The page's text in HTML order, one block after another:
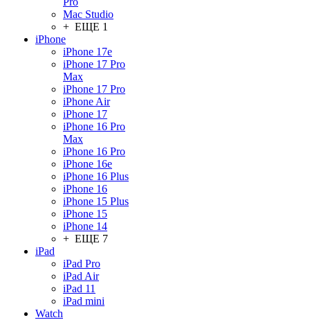
Mac Studio
+ ЕЩЕ 1
iPhone
iPhone 17e
iPhone 17 Pro
Max
iPhone 17 Pro
iPhone Air
iPhone 17
iPhone 16 Pro
Max
iPhone 16 Pro
iPhone 16e
iPhone 16 Plus
iPhone 16
iPhone 15 Plus
iPhone 15
iPhone 14
+ ЕЩЕ 7
iPad
iPad Pro
iPad Air
iPad 11
iPad mini
Watch